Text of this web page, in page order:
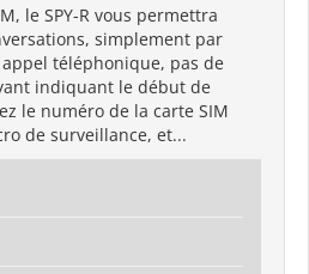
le SPY-R vous permettra
simplement par
téléphonique, pas de
indiquant le début de
le numéro de la carte SIM
de surveillance, et...